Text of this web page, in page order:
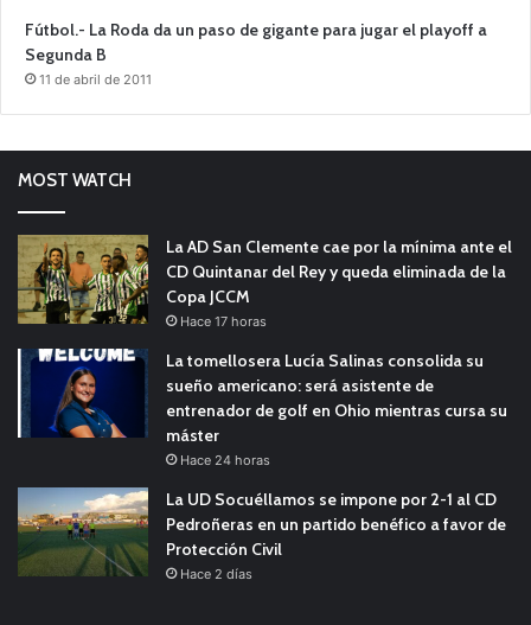
Fútbol.- La Roda da un paso de gigante para jugar el playoff a
Segunda B
11 de abril de 2011
MOST WATCH
La AD San Clemente cae por la mínima ante el
CD Quintanar del Rey y queda eliminada de la
Copa JCCM
Hace 17 horas
La tomellosera Lucía Salinas consolida su
sueño americano: será asistente de
entrenador de golf en Ohio mientras cursa su
máster
Hace 24 horas
La UD Socuéllamos se impone por 2-1 al CD
Pedroñeras en un partido benéfico a favor de
Protección Civil
Hace 2 días